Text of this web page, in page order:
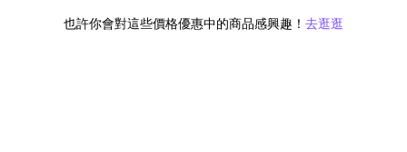
也許你會對這些價格優惠中的商品感興趣！ 去逛逛